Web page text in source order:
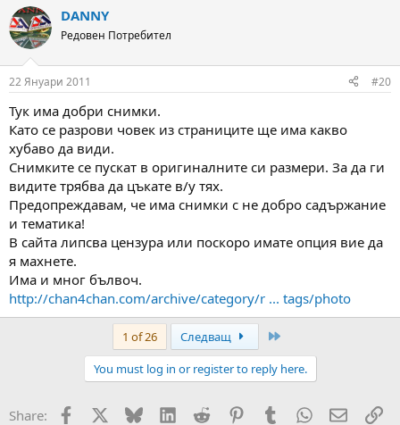
DANNY
Редовен Потребител
22 Януари 2011 #20
Тук има добри снимки.
Като се разрови човек из страниците ще има какво
хубаво да види.
Снимките се пускат в оригиналните си размери. За да ги
видите трябва да цъкате в/у тях.
Предопреждавам, че има снимки с не добро садържание
и тематика!
В сайта липсва цензура или поскоро имате опция вие да
я махнете.
Има и мног бълвоч.
http://chan4chan.com/archive/category/r ... tags/photo
1 of 26 Следващ
You must log in or register to reply here.
Share: Facebook Bluesky LinkedInReddit PinterestTumblrWhatsApp
Email